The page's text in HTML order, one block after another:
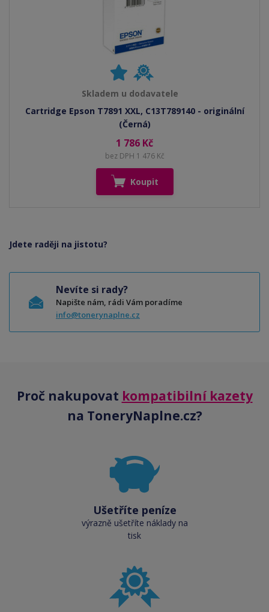
Skladem u dodavatele
Cartridge Epson T7891 XXL, C13T789140 - originální
(Černá)
1 786 Kč
bez DPH 1 476 Kč
Koupit
Jdete raději na jistotu?
Nevíte si rady?
Napište nám, rádi Vám poradíme
info@tonerynaplne.cz
Proč nakupovat kompatibilní kazety
na ToneryNaplne.cz?
Ušetříte peníze
výrazně ušetříte náklady na
tisk